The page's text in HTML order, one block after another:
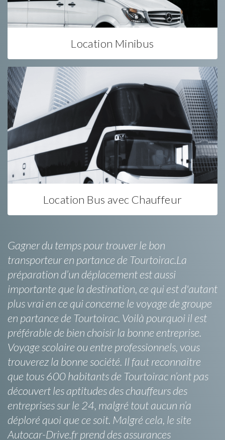
Location Minibus
Location Bus avec Chauffeur
Gagner du temps pour trouver le bon
transporteur en partance de Tourtoirac.La
préparation d’un déplacement est aussi
importante que la destination, ce qui est d'autant
plus vrai en ce qui concerne le voyage de groupe
en partance de Tourtoirac. Voilà pourquoi il est
préférable de bien choisir la bonne entreprise.
Voyage scolaire ou entre professionnels, vous
trouverez la bonne société. Il faut reconnaitre
que tous 600 habitants de Tourtoirac n’ont pas
découvert les aptitudes des chauffeurs des
entreprises sur le 24, malgré tout aucun n’a
déploré quoi que ce soit. Malgré cela, le site
Autocar-Drive.fr prend des assurances